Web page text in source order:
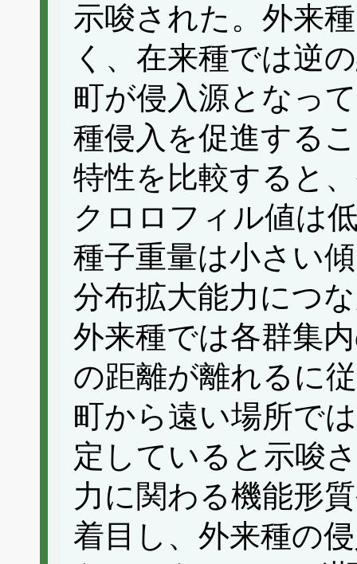
示唆された。外来
く、在来種では逆
町が侵入源となっ
種侵入を促進する
特性を比較すると
クロロフィル値は
種子重量は小さい
分布拡大能力につ
外来種では各群集
の距離が離れるに
町から遠い場所で
定していると示唆
力に関わる機能形
着目し、外来種の